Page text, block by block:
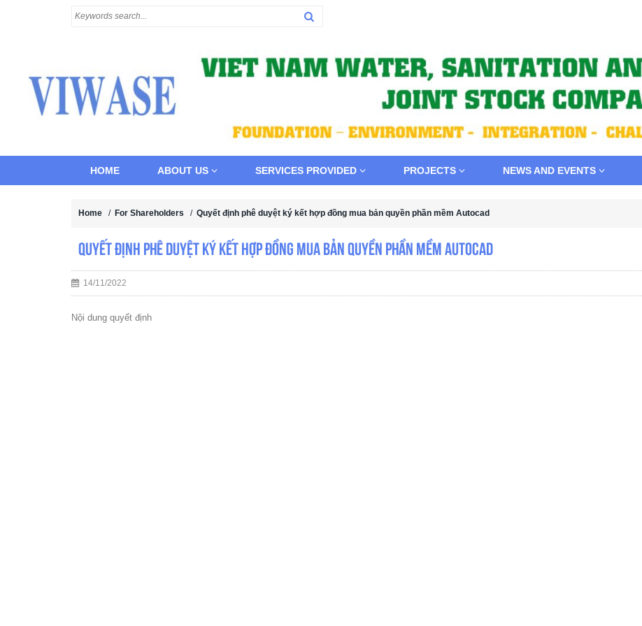
HOME ABOUT US SERVICES PROVIDED PROJECTS NEWS AND EVENTS
Home / For Shareholders / Quyết định phê duyệt ký kết hợp đồng mua bản quyền phần mềm Autocad
Quyết định phê duyệt ký kết hợp đồng mua bản quyền phần mềm Autocad
14/11/2022
Nội dung quyết định